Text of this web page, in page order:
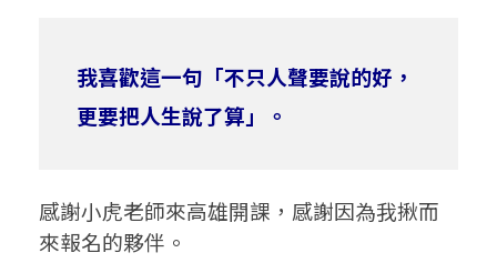
我喜歡這一句「不只人聲要說的好，
更要把人生說了算」。
感謝小虎老師來高雄開課，感謝因為我揪而
來報名的夥伴。